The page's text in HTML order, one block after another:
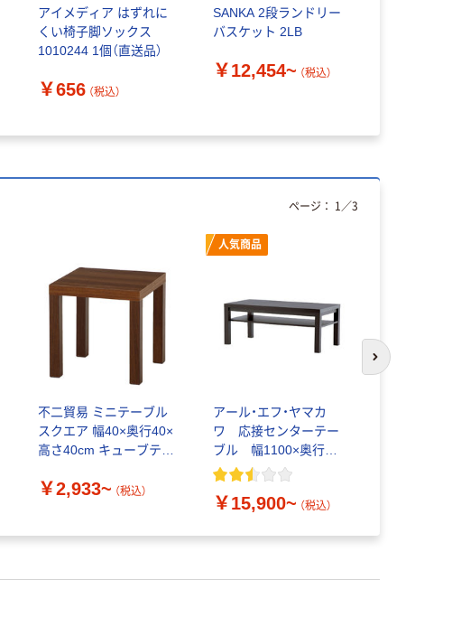
アイメディア はずれに
くい椅子脚ソックス
1010244 1個（直送品）
￥656 （税込）
SANKA 2段ランドリー
バスケット 2LB
￥12,454~ （税込）
不二貿易 ミニテーブル
スクエア 幅40×奥行40×
高さ40cm キューブテー
￥2,933~ （税込）
人気商品
アール・エフ・ヤマカ
ワ 応接センターテー
ブル 幅1100×奥行
550×高さ450mm
￥15,900~ （税込）
ページ： 1 ／3
次のスライド